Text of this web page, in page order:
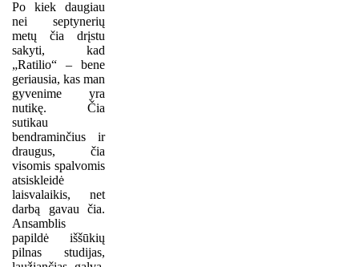
Po kiek daugiau
nei septynerių
metų čia drįstu
sakyti, kad
„Ratilio“ – bene
geriausia, kas man
gyvenime yra
nutikę. Čia
sutikau
bendraminčius ir
draugus, čia
visomis spalvomis
atsiskleidė
laisvalaikis, net
darbą gavau čia.
Ansamblis
papildė iššūkių
pilnas studijas,